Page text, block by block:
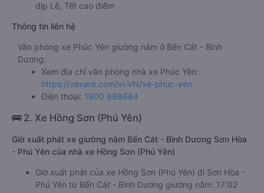
dịp Lễ, Tết cao điểm
Thông tin liên hệ
Văn phòng xe Phúc Yên giường nằm ở Bến Cát - Bình
Dương:
Xem địa chỉ văn phòng nhà xe Phúc Yên:
https://vexere.com/vi-VN/xe-phuc-yen
Điện thoại: 1900 888684
🚌 2. Xe Hồng Sơn (Phú Yên)
Giờ xuất phát xe giường nằm Bến Cát - Bình Dương Sơn Hòa
- Phú Yên của nhà xe Hồng Sơn (Phú Yên)
Giờ xuất phát của xe Hồng Sơn (Phú Yên) đi Sơn Hòa -
Phú Yên từ Bến Cát - Bình Dương giường nằm: 17:02